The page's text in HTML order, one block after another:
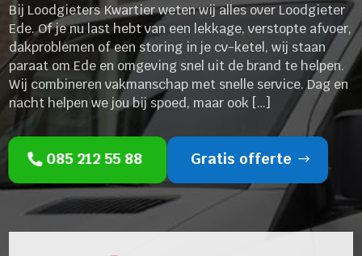
Bij Loodgieters Kwartier weten wij alles over Loodgieter
Ede. Of je nu last hebt van een lekkage, verstopte afvoer,
dakproblemen of een storing in je cv-ketel, wij staan
paraat om Ede en omgeving snel uit de brand te helpen.
Wij combineren vakmanschap met snelle service. Dag en
nacht helpen we jou bij spoed, maar ook […]
085 212 55 88 Gratis offerte